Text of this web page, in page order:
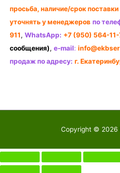
просьба, наличие/срок
уточнять у менеджеров по
911, WhatsApp: +7 (950) 564-
сообщения), e-mail:
продаж по адресу: г.
Copyright © 2026